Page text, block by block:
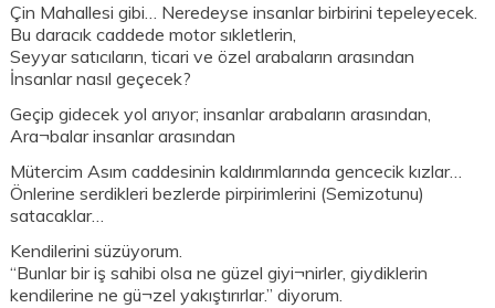
Çin Mahallesi gibi… Neredeyse insanlar birbirini tepeleyecek.
Bu daracık caddede motor sıkletlerin,
Seyyar satıcıların, ticari ve özel arabaların arasından
İnsanlar nasıl geçecek?
Geçip gidecek yol arıyor; insanlar arabaların arasından,
Ara¬balar insanlar arasından
Mütercim Asım caddesinin kaldırımlarında gencecik kızlar…
Önlerine serdikleri bezlerde pirpirimlerini (Semizotunu)
satacaklar…
Kendilerini süzüyorum.
“Bunlar bir iş sahibi olsa ne güzel giyi¬nirler, giydiklerin
kendilerine ne gü¬zel yakıştırırlar.” diyorum.